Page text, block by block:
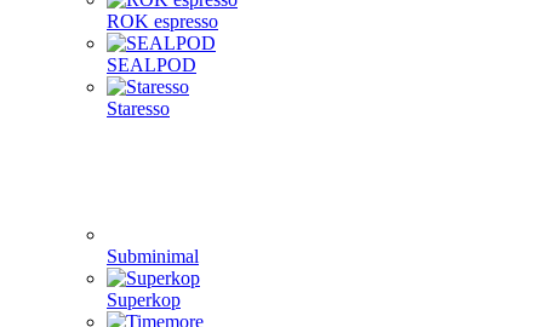
ROK espresso
SEALPOD
Staresso
Subminimal
Superkop